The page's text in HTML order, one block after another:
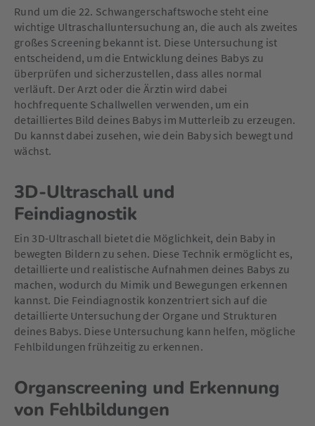
Rund um die 22. Schwangerschaftswoche steht eine
wichtige Ultraschalluntersuchung an, die auch als zweites
großes Screening bekannt ist. Diese Untersuchung ist
entscheidend, um die Entwicklung deines Babys zu
überprüfen und sicherzustellen, dass alles normal
verläuft. Der Arzt oder die Ärztin wird dabei
hochfrequente Schallwellen verwenden, um ein
detailliertes Bild deines Babys im Mutterleib zu erzeugen.
Du kannst dabei zusehen, wie dein Baby sich bewegt und
wächst.
3D-Ultraschall und
Feindiagnostik
Ein 3D-Ultraschall bietet die Möglichkeit, dein Baby in
bewegten Bildern zu sehen. Diese Technik ermöglicht es,
detaillierte und realistische Aufnahmen deines Babys zu
machen, wodurch du Mimik und Bewegungen erkennen
kannst. Die Feindiagnostik konzentriert sich auf die
detaillierte Untersuchung der Organe und Strukturen
deines Babys. Diese Untersuchung kann helfen, mögliche
Fehlbildungen frühzeitig zu erkennen.
Organscreening und Erkennung
von Fehlbildungen